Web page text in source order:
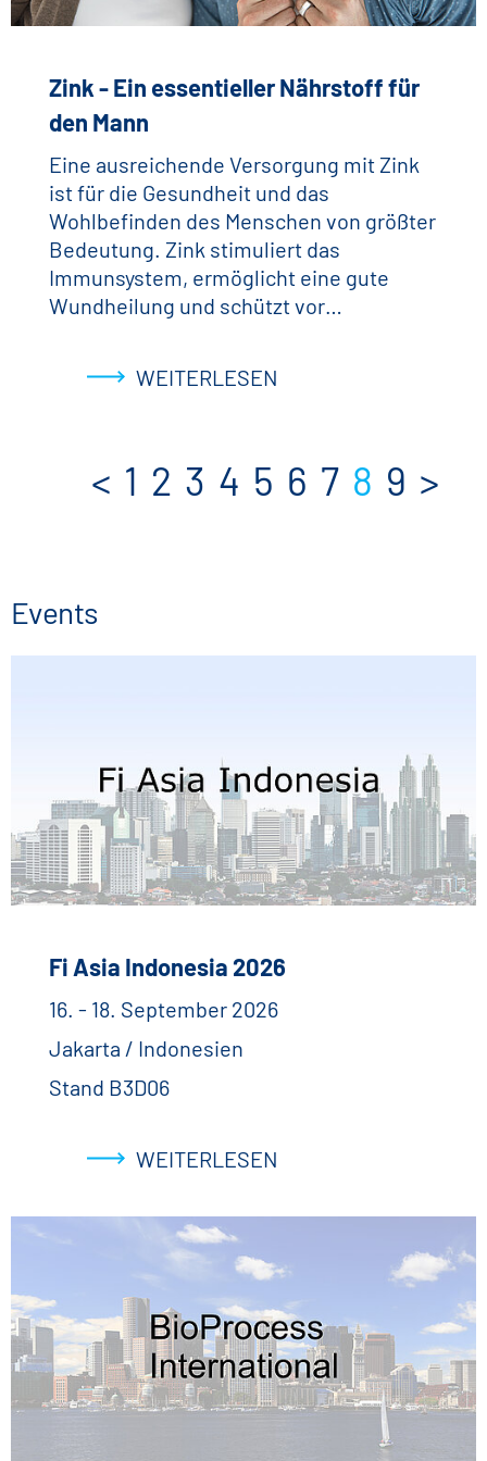
Zink - Ein essentieller Nährstoff für
den Mann
Eine ausreichende Versorgung mit Zink
ist für die Gesundheit und das
Wohlbefinden des Menschen von größter
Bedeutung. Zink stimuliert das
Immunsystem, ermöglicht eine gute
Wundheilung und schützt vor…
WEITERLESEN
< 1 2 3 4 5 6 7 8 9 >
Events
Fi Asia Indonesia 2026
16. - 18. September 2026
Jakarta / Indonesien
Stand B3D06
WEITERLESEN